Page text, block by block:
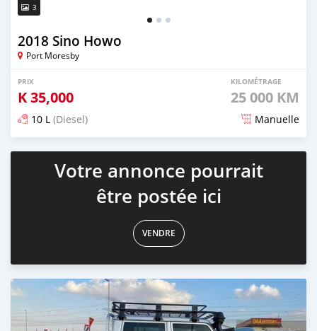
3
2018 Sino Howo
Port Moresby
PRIX
K35,000
KILOMÉTRAGE
25 000 KM
10 L (Diesel) Manuelle
Publié il y a presque 3 ans
Votre annonce pourrait
être postée ici
VENDRE